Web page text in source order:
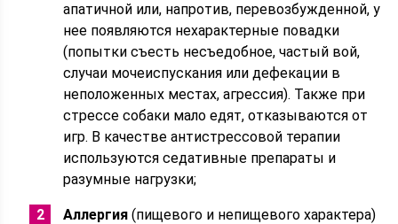
апатичной или, напротив, перевозбужденной, у
нее появляются нехарактерные повадки
(попытки съесть несъедобное, частый вой,
случаи мочеиспускания или дефекации в
неположенных местах, агрессия). Также при
стрессе собаки мало едят, отказываются от
игр. В качестве антистрессовой терапии
используются седативные препараты и
разумные нагрузки;
Аллергия (пищевого и непищевого характера)